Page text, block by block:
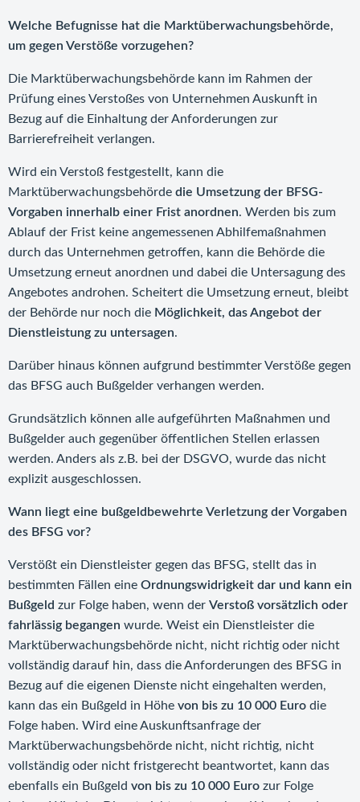
Welche Befugnisse hat die Marktüberwachungsbehörde,
um gegen Verstöße vorzugehen?
Die Marktüberwachungsbehörde kann im Rahmen der
Prüfung eines Verstoßes von Unternehmen Auskunft in
Bezug auf die Einhaltung der Anforderungen zur
Barrierefreiheit verlangen.
Wird ein Verstoß festgestellt, kann die
Marktüberwachungsbehörde die Umsetzung der BFSG-
Vorgaben innerhalb einer Frist anordnen. Werden bis zum
Ablauf der Frist keine angemessenen Abhilfemaßnahmen
durch das Unternehmen getroffen, kann die Behörde die
Umsetzung erneut anordnen und dabei die Untersagung des
Angebotes androhen. Scheitert die Umsetzung erneut, bleibt
der Behörde nur noch die Möglichkeit, das Angebot der
Dienstleistung zu untersagen.
Darüber hinaus können aufgrund bestimmter Verstöße gegen
das BFSG auch Bußgelder verhangen werden.
Grundsätzlich können alle aufgeführten Maßnahmen und
Bußgelder auch gegenüber öffentlichen Stellen erlassen
werden. Anders als z.B. bei der DSGVO, wurde das nicht
explizit ausgeschlossen.
Wann liegt eine bußgeldbewehrte Verletzung der Vorgaben
des BFSG vor?
Verstößt ein Dienstleister gegen das BFSG, stellt das in
bestimmten Fällen eine Ordnungswidrigkeit dar und kann ein
Bußgeld zur Folge haben, wenn der Verstoß vorsätzlich oder
fahrlässig begangen wurde. Weist ein Dienstleister die
Marktüberwachungsbehörde nicht, nicht richtig oder nicht
vollständig darauf hin, dass die Anforderungen des BFSG in
Bezug auf die eigenen Dienste nicht eingehalten werden,
kann das ein Bußgeld in Höhe von bis zu 10 000 Euro die
Folge haben. Wird eine Auskunftsanfrage der
Marktüberwachungsbehörde nicht, nicht richtig, nicht
vollständig oder nicht fristgerecht beantwortet, kann das
ebenfalls ein Bußgeld von bis zu 10 000 Euro zur Folge